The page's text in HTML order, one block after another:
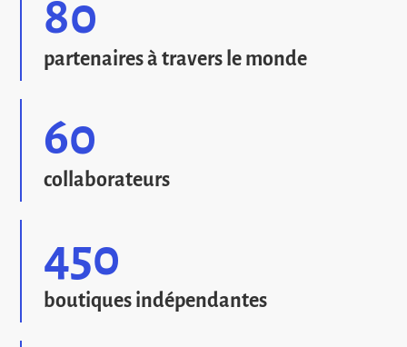
80
partenaires à travers le monde
60
collaborateurs
450
boutiques indépendantes